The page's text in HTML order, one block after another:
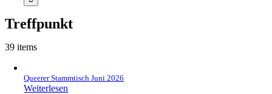
Treffpunkt
39 items
Queerer Stammtisch Juni 2026
Weiterlesen